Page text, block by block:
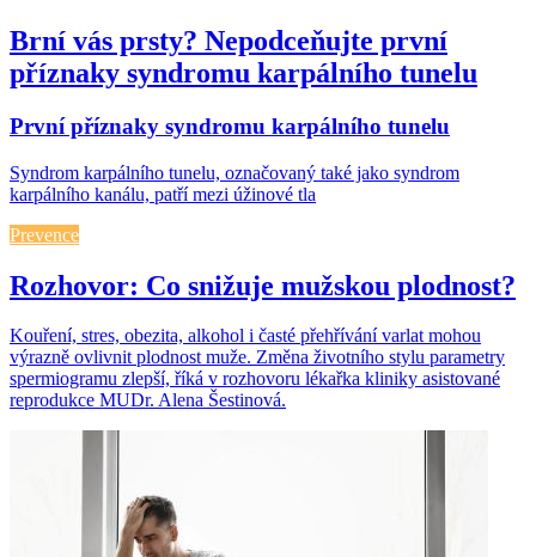
Brní vás prsty? Nepodceňujte první
příznaky syndromu karpálního tunelu
První příznaky syndromu karpálního tunelu
Syndrom karpálního tunelu, označovaný také jako syndrom
karpálního kanálu, patří mezi úžinové tla
Prevence
Rozhovor: Co snižuje mužskou plodnost?
Kouření, stres, obezita, alkohol i časté přehřívání varlat mohou
výrazně ovlivnit plodnost muže. Změna životního stylu parametry
spermiogramu zlepší, říká v rozhovoru lékařka kliniky asistované
reprodukce MUDr. Alena Šestinová.